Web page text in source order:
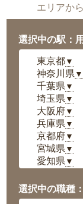
エリアか
選択中の駅：
東京都▼
神奈川県 ▼
千葉県 ▼
埼玉県 ▼
大阪府▼
兵庫県 ▼
京都府▼
宮城県 ▼
愛知県 ▼
岡山県▼
広島県▼
選択中の職種